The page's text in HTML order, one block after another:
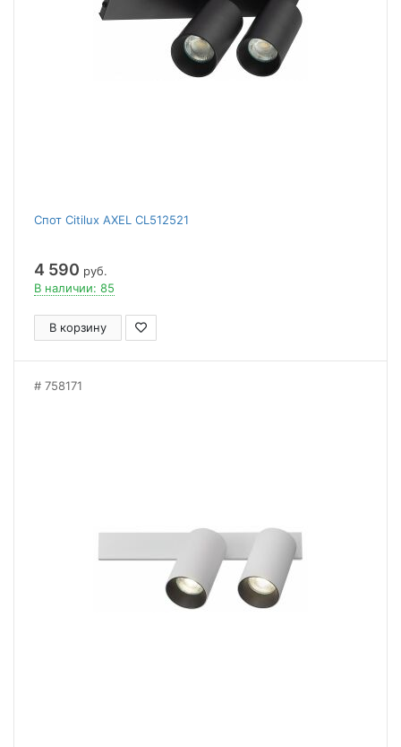
Спот Citilux AXEL CL512521
4 590 руб.
В наличии: 85
В корзину
758171